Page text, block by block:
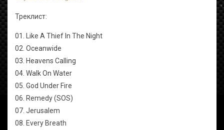
Треклист:
01. Like A Thief In The Night
02. Oceanwide
03. Heavens Calling
04. Walk On Water
05. God Under Fire
06. Remedy (SOS)
07. Jerusalem
08. Every Breath